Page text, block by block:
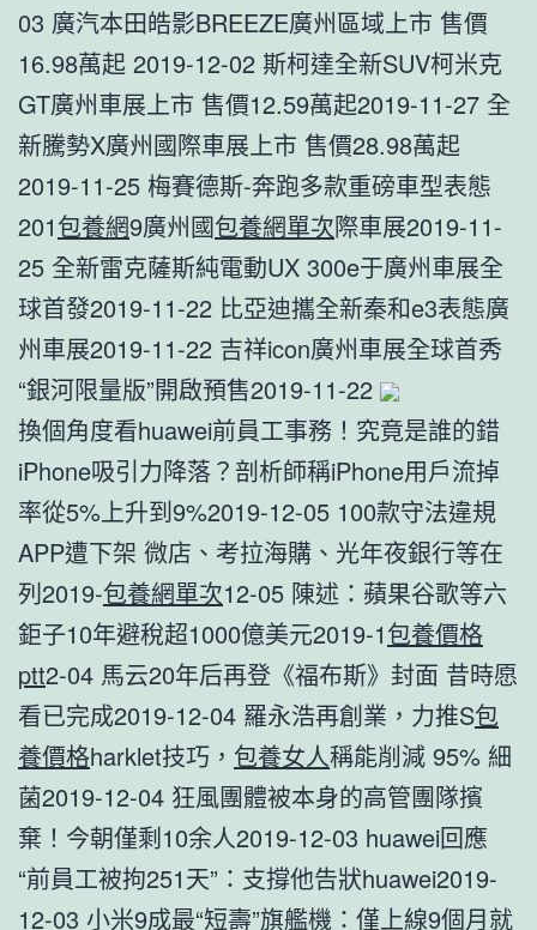
03 廣汽本田皓影BREEZE廣州區域上市 售價
16.98萬起 2019-12-02 斯柯達全新SUV柯米克
GT廣州車展上市 售價12.59萬起2019-11-27 ​全
新騰勢X廣州國際車展上市 售價28.98萬起
2019-11-25 梅賽德斯-奔跑多款重磅車型表態
201包養網9廣州國包養網單次際車展2019-11-
25 全新雷克薩斯純電動UX 300e于廣州車展全
球首發2019-11-22 比亞迪攜全新秦和e3表態廣
州車展2019-11-22 吉祥icon廣州車展全球首秀
“銀河限量版”開啟預售2019-11-22
換個角度看huawei前員工事務！究竟是誰的錯
iPhone吸引力降落？剖析師稱iPhone用戶流掉
率從5%上升到9%2019-12-05 100款守法違規
APP遭下架 微店、考拉海購、光年夜銀行等在
列2019-包養網單次12-05 陳述：蘋果谷歌等六
鉅子10年避稅超1000億美元2019-1包養價格
ptt2-04 馬云20年后再登《福布斯》封面 昔時愿
看已完成2019-12-04 羅永浩再創業，力推S包
養價格harklet技巧， 包養女人稱能削減 95% 細
菌2019-12-04 狂風團體被本身的高管團隊擯
棄！今朝僅剩10余人2019-12-03 huawei回應
“前員工被拘251天”：支撐他告狀huawei2019-
12-03 小米9成最“短壽”旗艦機：僅上線9個月就